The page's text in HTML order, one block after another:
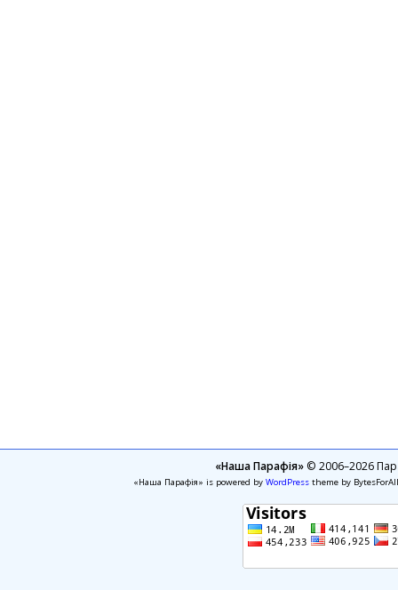
«Наша Парафія»© 2006–2026
«Наша Парафія» is powered by WordPresstheme by